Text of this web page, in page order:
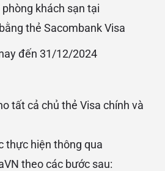
khách sạn tại
thẻ Sacombank Visa
đến 31/12/2024
tất cả chủ thẻ Visa chính và
thực hiện thông qua
theo các bước sau: